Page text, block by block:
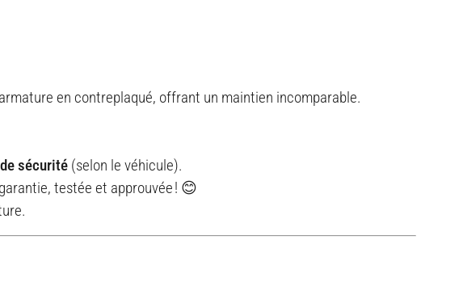
en contreplaqué, offrant un maintien incomparable.
sécurité (selon le véhicule).
testée et approuvée ! 😊